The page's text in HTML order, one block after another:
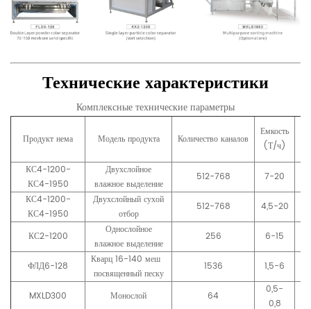
Технические характеристики
Комплексные технические параметры
Продукт нема Модель продукта Количество каналов
Емкость
(Т/ч)
КС4-1200-
КС4-1950
Двухслойное
влажное выделение
512-768 7-20
КС4-1200-
КС4-1950
Двухслойный сухой
отбор
512-768 4,5-20
КС2-1200
Однослойное
влажное выделение
256 6-15
ФЛД6-128
Кварц 16-140 меш
посвященный песку
1536 1,5-6
MXLD300 Монослой 64
0,5-
0,8